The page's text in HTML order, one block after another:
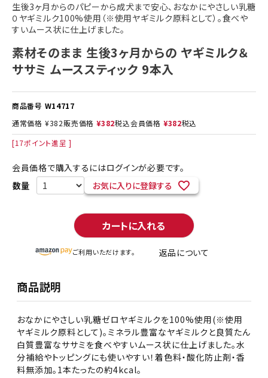
生後3ヶ月からのパピーから成犬まで安心、おなかにやさしい乳糖
０ヤギミルク100%使用（※使用ヤギミルク原料として）。食べや
すいムース状に仕上げました。
素材そのまま 生後3ヶ月からの ヤギミルク＆
ササミ ムーススティック 9本入
商品番号 W14717
通常価格 ¥382販売価格 ¥382税込会員価格 ¥382税込
[17ポイント進呈 ]
会員価格で購入するにはログインが必要です。
お気に入りに登録する
カートに入れる
ご利用いただけます。 返品について
商品説明
おなかにやさしい乳糖ゼロヤギミルクを100%使用(※使用
ヤギミルク原料として)。ミネラル豊富なヤギミルクと良質たん
白質豊富なササミを食べやすいムース状に仕上げました。水
分補給やトッピングにも使いやすい！着色料・酸化防止剤・香
料無添加。1本たったの約4kcal。